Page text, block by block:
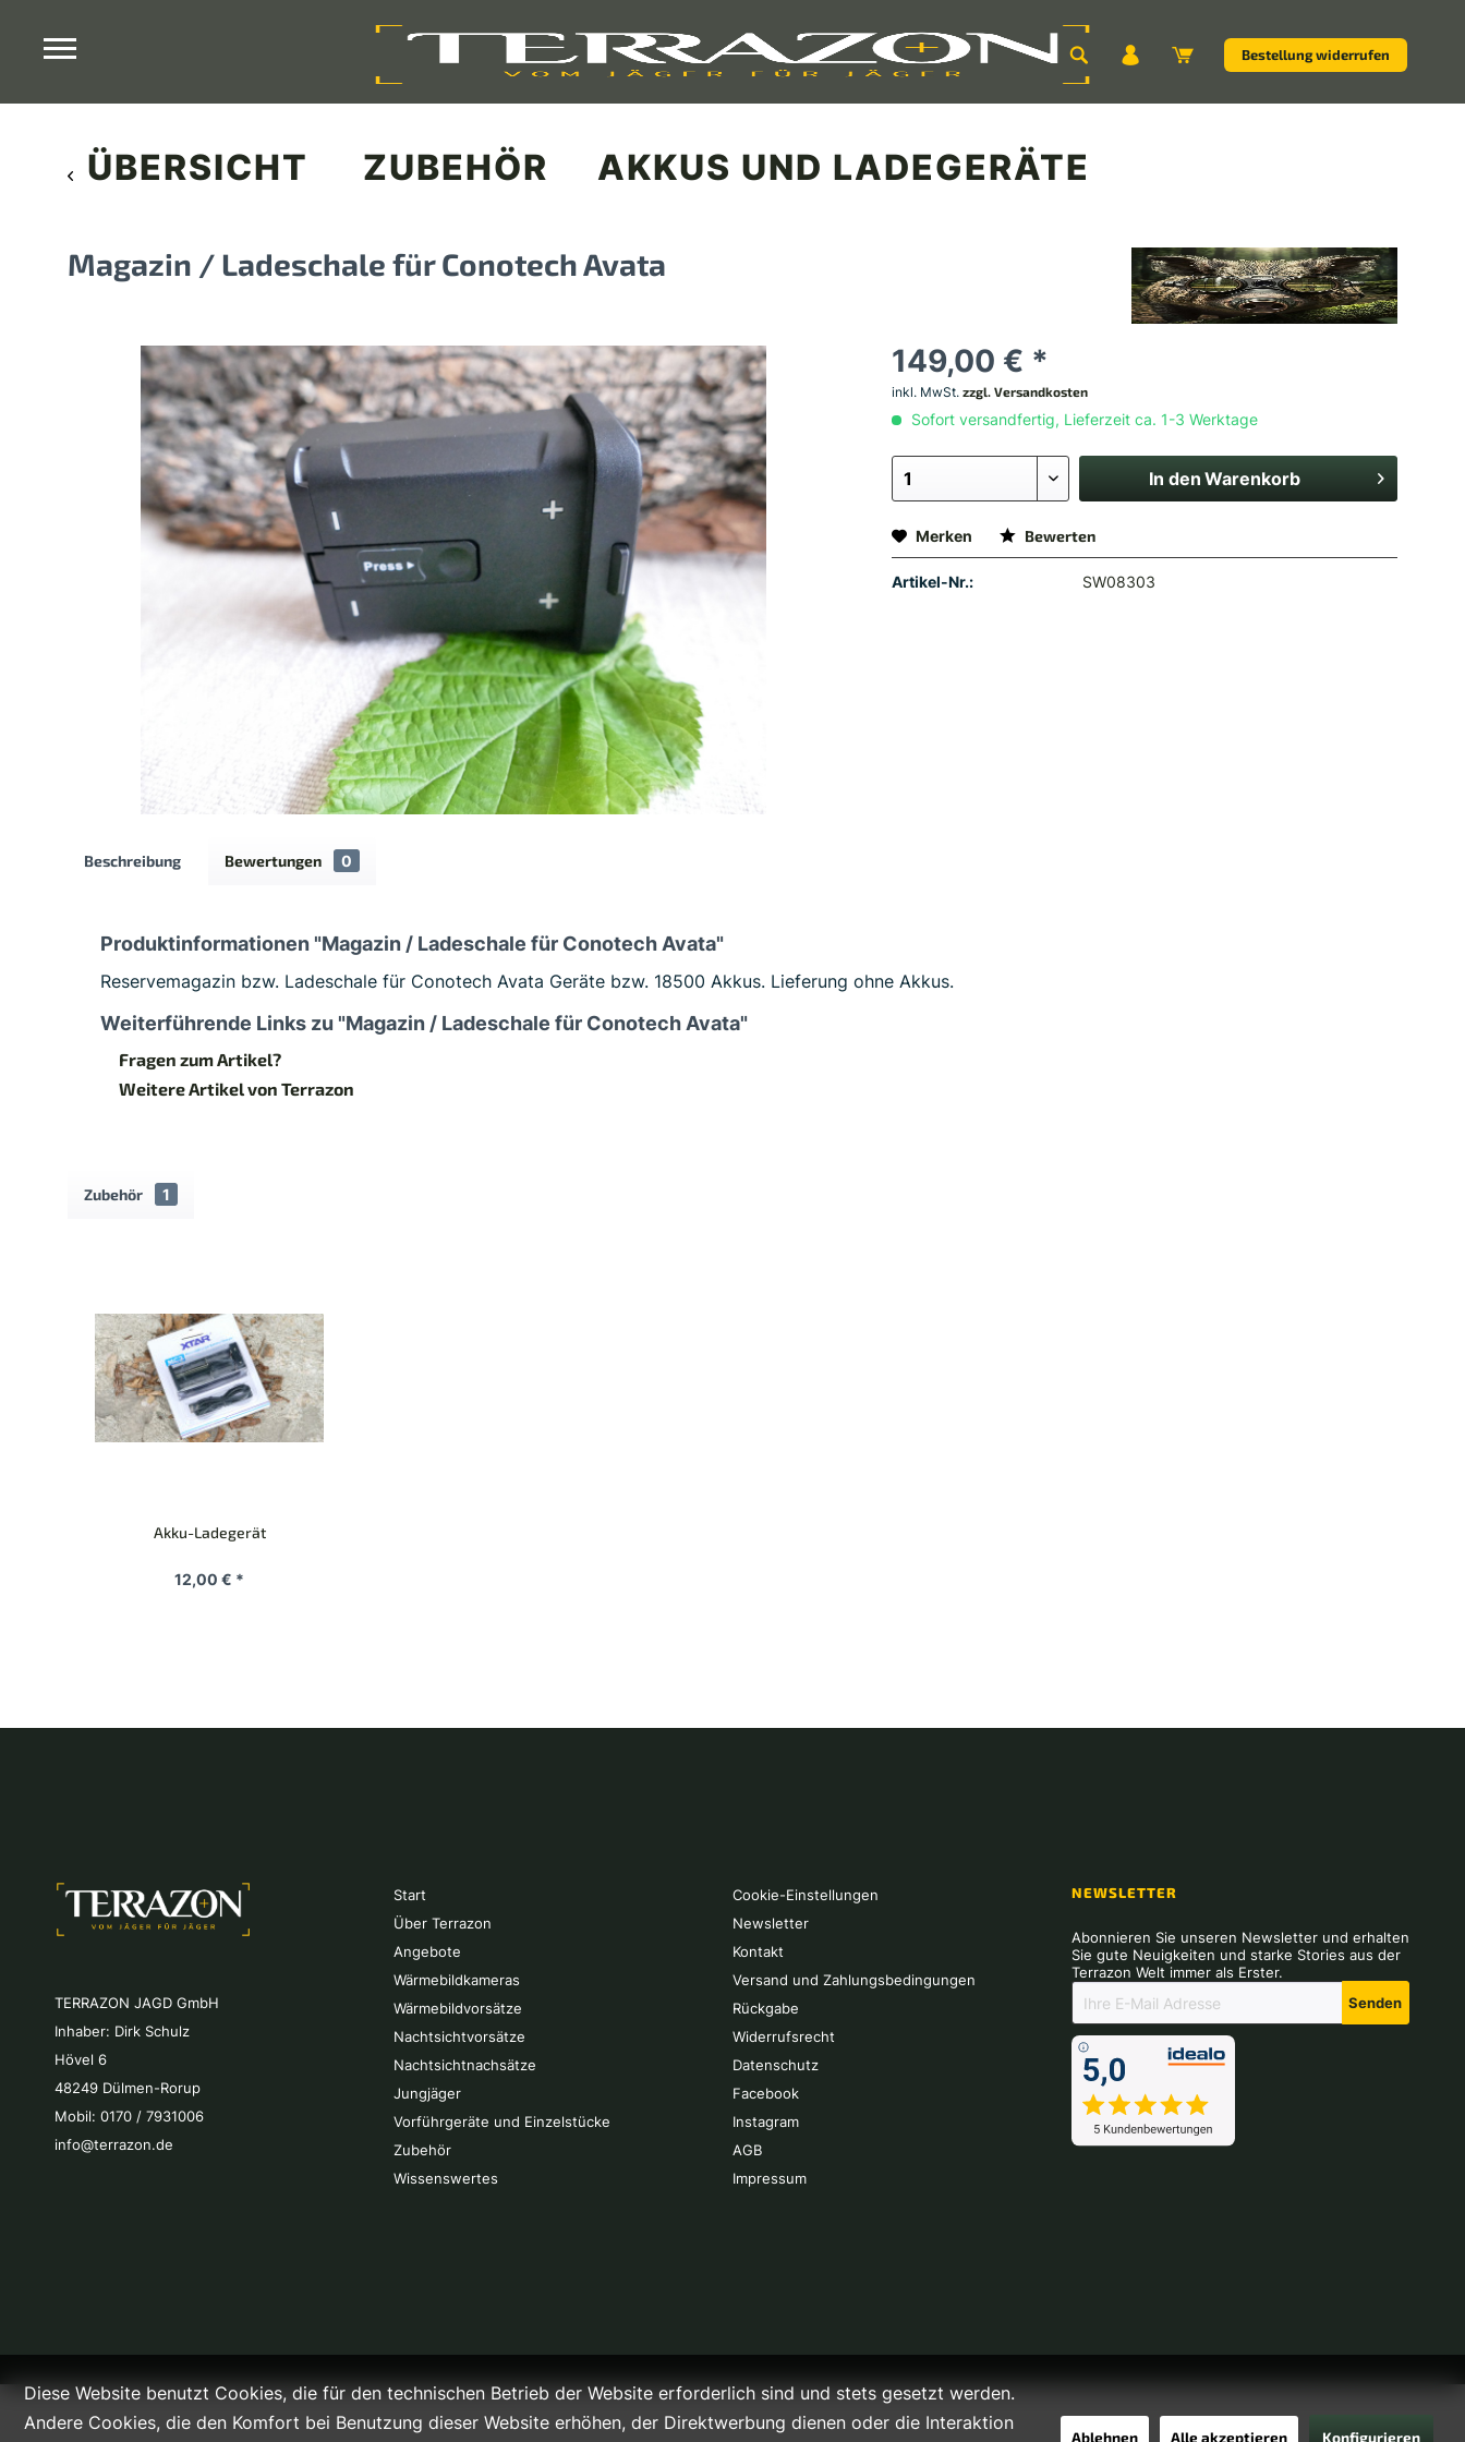
Bestellung widerrufen
ÜBERSICHT ZUBEHÖR AKKUS UND LADEGERÄTE
Magazin / Ladeschale für Conotech Avata
149,00 € *
inkl. MwSt.zzgl. Versandkosten
Sofort versandfertig, Lieferzeit ca. 1-3 Werktage
In den Warenkorb
Merken Bewerten
Artikel-Nr.: SW08303
Beschreibung Bewertungen 0
Produktinformationen "Magazin / Ladeschale für Conotech Avata"
Reservemagazin bzw. Ladeschale für Conotech Avata Geräte bzw. 18500 Akkus. Lieferung ohne Akkus.
Weiterführende Links zu "Magazin / Ladeschale für Conotech Avata"
Fragen zum Artikel?
Weitere Artikel von Terrazon
Zubehör 1
Akku-Ladegerät
12,00 € *
TERRAZON JAGD GmbH
Inhaber: Dirk Schulz
Hövel 6
48249 Dülmen-Rorup
Mobil: 0170 / 7931006
info@terrazon.de
Start
Über Terrazon
Angebote
Wärmebildkameras
Wärmebildvorsätze
Nachtsichtvorsätze
Nachtsichtnachsätze
Jungjäger
Vorführgeräte und Einzelstücke
Zubehör
Wissenswertes
Cookie-Einstellungen
Newsletter
Kontakt
Versand und Zahlungsbedingungen
Rückgabe
Widerrufsrecht
Datenschutz
Facebook
Instagram
AGB
Impressum
NEWSLETTER
Abonnieren Sie unseren Newsletter und erhalten
Sie gute Neuigkeiten und starke Stories aus der
Terrazon Welt immer als Erster.
Senden
Diese Website benutzt Cookies, die für den technischen Betrieb der Website erforderlich sind und stets gesetzt werden.
Andere Cookies, die den Komfort bei Benutzung dieser Website erhöhen, der Direktwerbung dienen oder die Interaktion
Ablehnen Alle akzeptieren Konfigurieren